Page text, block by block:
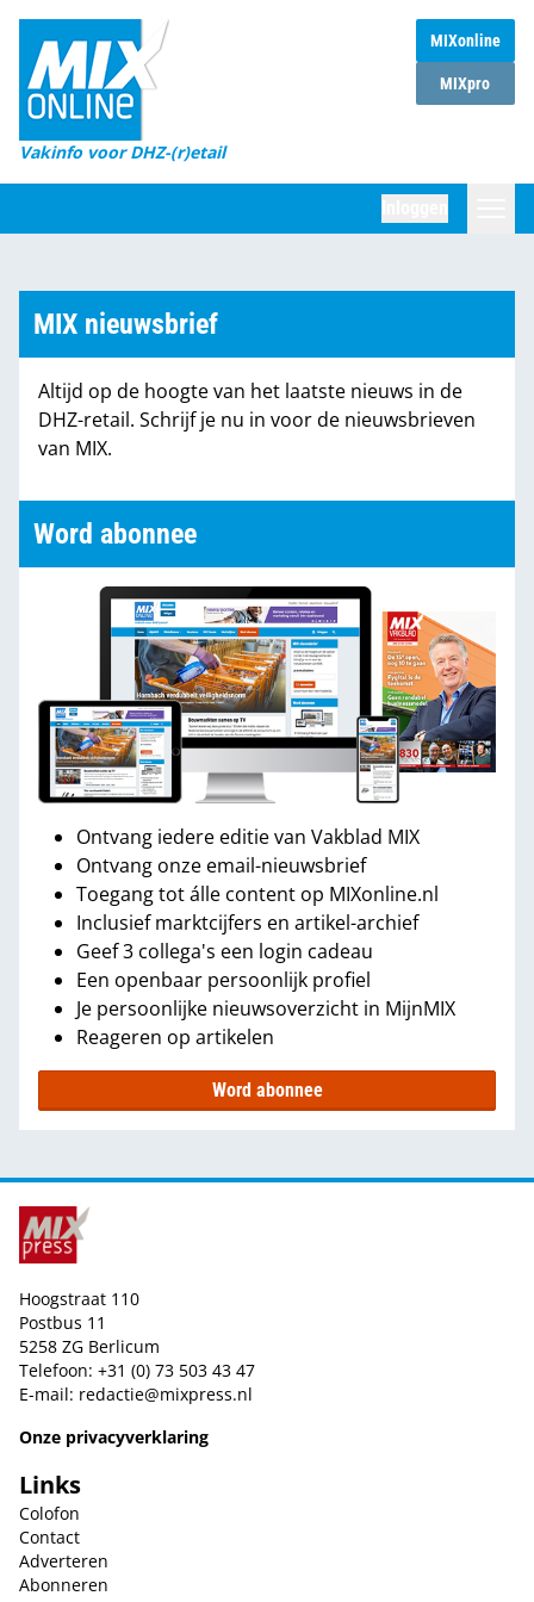
MIXonline
MIXpro
Vakinfo voor DHZ-(r)etail
Home
Magazines
DHZ Sessie
Marktcijfers
Partners
MIX nieuwsbrief
Altijd op de hoogte van het laatste nieuws in de
DHZ-retail. Schrijf je nu in voor de nieuwsbrieven
van MIX.
Word abonnee
Ontvang iedere editie van Vakblad MIX
Ontvang onze email-nieuwsbrief
Toegang tot álle content op MIXonline.nl
Inclusief marktcijfers en artikel-archief
Geef 3 collega's een login cadeau
Een openbaar persoonlijk profiel
Je persoonlijke nieuwsoverzicht in MijnMIX
Reageren op artikelen
Word abonnee
Hoogstraat 110
Postbus 11
5258 ZG Berlicum
Telefoon: +31 (0) 73 503 43 47
E-mail: redactie@mixpress.nl
Onze privacyverklaring
Links
Colofon
Contact
Adverteren
Abonneren